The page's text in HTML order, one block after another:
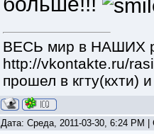
ВЕСЬ мир в НАШИХ
http://vkontakte.ru/
прошел в кгту(кхти)
Дата: Среда, 2011-03-30, 6:24 PM